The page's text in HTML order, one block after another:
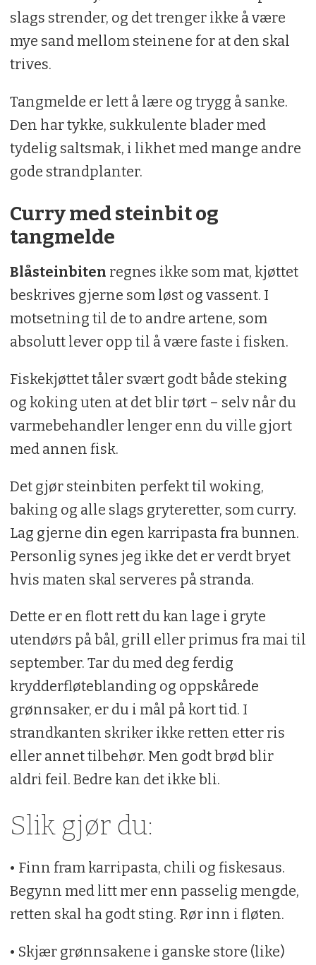
slags strender, og det trenger ikke å være
mye sand mellom steinene for at den skal
trives.
Tangmelde er lett å lære og trygg å sanke.
Den har tykke, sukkulente blader med
tydelig saltsmak, i likhet med mange andre
gode strandplanter.
Curry med steinbit og
tangmelde
Blåsteinbiten regnes ikke som mat, kjøttet
beskrives gjerne som løst og vassent. I
motsetning til de to andre artene, som
absolutt lever opp til å være faste i fisken.
Fiskekjøttet tåler svært godt både steking
og koking uten at det blir tørt – selv når du
varmebehandler lenger enn du ville gjort
med annen fisk.
Det gjør steinbiten perfekt til woking,
baking og alle slags gryteretter, som curry.
Lag gjerne din egen karripasta fra bunnen.
Personlig synes jeg ikke det er verdt bryet
hvis maten skal serveres på stranda.
Dette er en flott rett du kan lage i gryte
utendørs på bål, grill eller primus fra mai til
september. Tar du med deg ferdig
krydderfløteblanding og oppskårede
grønnsaker, er du i mål på kort tid. I
strandkanten skriker ikke retten etter ris
eller annet tilbehør. Men godt brød blir
aldri feil. Bedre kan det ikke bli.
Slik gjør du:
• Finn fram karripasta, chili og fiskesaus.
Begynn med litt mer enn passelig mengde,
retten skal ha godt sting. Rør inn i fløten.
• Skjær grønnsakene i ganske store (like)